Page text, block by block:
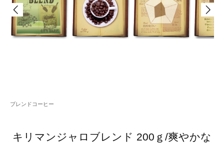
ブレンドコーヒー
キリマンジャロブレンド 200ｇ/爽やかな